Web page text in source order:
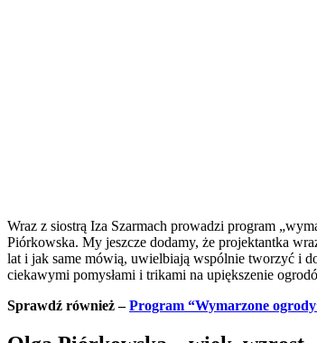
Wraz z siostrą Iza Szarmach prowadzi program
Piórkowska. My jeszcze dodamy, że projektantka
lat i jak same mówią, uwielbiają wspólnie tworzyć i
ciekawymi pomysłami i trikami na upiększenie
Sprawdź również –Program “Wymarzone